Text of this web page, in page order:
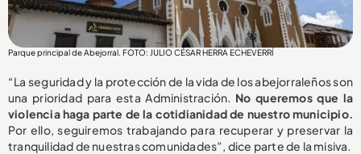
Parque principal de Abejorral. FOTO: JULIO CÉSAR HERRA ECHEVERRÍ
“La seguridad y la protección de la vida de los abejorraleños son
una prioridad para esta Administración. No queremos que la
violencia haga parte de la cotidianidad de nuestro municipio.
Por ello, seguiremos trabajando para recuperar y preservar la
tranquilidad de nuestras comunidades”, dice parte de la misiva.